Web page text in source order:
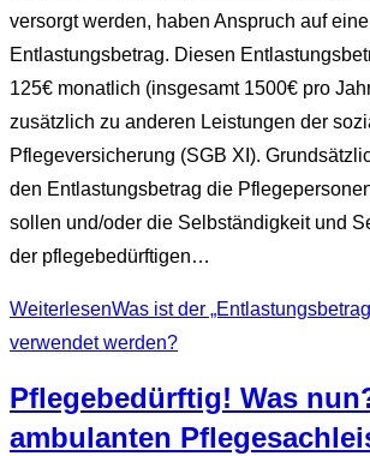
versorgt werden, haben Anspruch auf
Entlastungsbetrag. Diesen
125€ monatlich (insgesamt 1500€ pro
zusätzlich zu anderen Leistungen der
Pflegeversicherung (SGB XI).
den Entlastungsbetrag die
sollen und/oder die Selbständigkeit und
der pflegebedürftigen…
WeiterlesenWas ist der
verwendet werden?
Pflegebedürftig! Was
ambulanten